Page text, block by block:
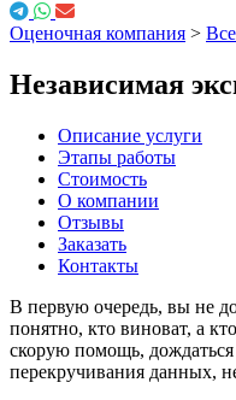
Оценочная компания >
Независимая
Описание услуги
Этапы работы
Стоимость
О компании
Отзывы
Заказать
Контакты
В первую очередь, вы не
понятно, кто виноват, а
скорую помощь, дождаться
перекручивания данных,